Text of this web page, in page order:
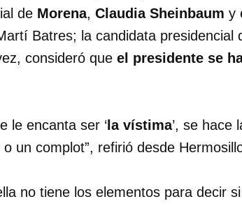
de Morena, Claudia Sheinbaum y
Batres; la candidata presidencial
consideró que el presidente se
le encanta ser ‘ la vístima’, se hace
un complot”, refirió desde
no tiene los elementos para decir